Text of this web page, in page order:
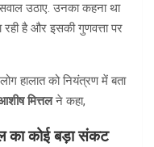
उठाए. उनका कहना था
है और इसकी गुणवत्ता पर
हालात को नियंत्रण में बता
मित्तलने कहा,
का कोई बड़ा संकट